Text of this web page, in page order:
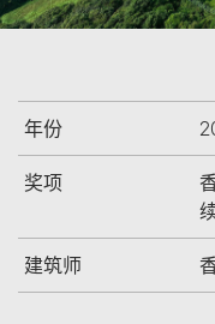
年份
奖项
建筑师